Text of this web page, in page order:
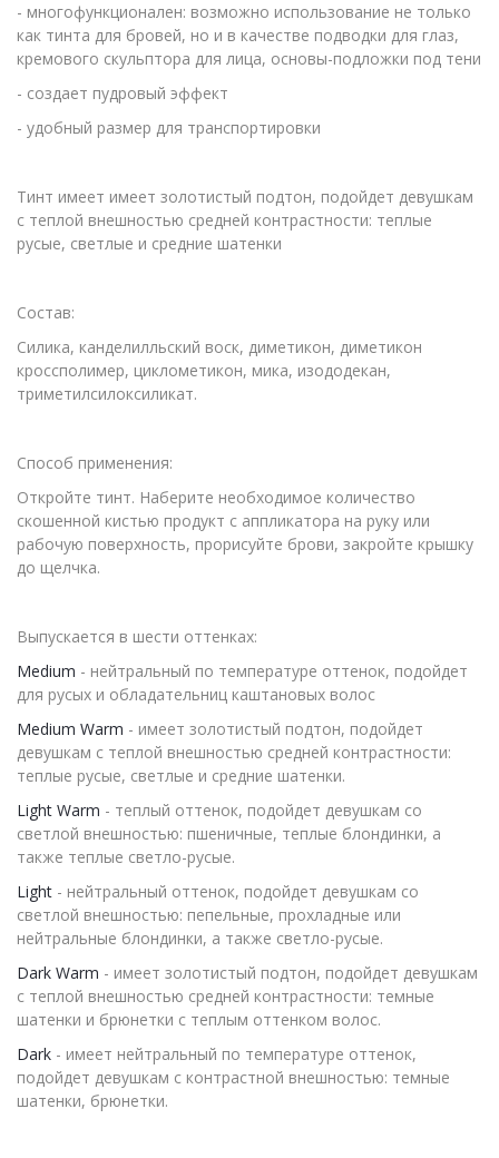
- многофункционален: возможно использование не только
как тинта для бровей, но и в качестве подводки для глаз,
кремового скульптора для лица, основы-подложки под тени
- создает пудровый эффект
- удобный размер для транспортировки
Тинт имеет имеет золотистый подтон, подойдет девушкам
с теплой внешностью средней контрастности: теплые
русые, светлые и средние шатенки
Состав:
Силика, канделилльский воск, диметикон, диметикон
кроссполимер, циклометикон, мика, изододекан,
триметилсилоксиликат.
Способ применения:
Откройте тинт. Наберите необходимое количество
скошенной кистью продукт с аппликатора на руку или
рабочую поверхность, прорисуйте брови, закройте крышку
до щелчка.
Выпускается в шести оттенках:
Medium - нейтральный по температуре оттенок, подойдет
для русых и обладательниц каштановых волос
Medium Warm - имеет золотистый подтон, подойдет
девушкам с теплой внешностью средней контрастности:
теплые русые, светлые и средние шатенки.
Light Warm - теплый оттенок, подойдет девушкам со
светлой внешностью: пшеничные, теплые блондинки, а
также теплые светло-русые.
Light - нейтральный оттенок, подойдет девушкам со
светлой внешностью: пепельные, прохладные или
нейтральные блондинки, а также светло-русые.
Dark Warm - имеет золотистый подтон, подойдет девушкам
с теплой внешностью средней контрастности: темные
шатенки и брюнетки с теплым оттенком волос.
Dark - имеет нейтральный по температуре оттенок,
подойдет девушкам с контрастной внешностью: темные
шатенки, брюнетки.